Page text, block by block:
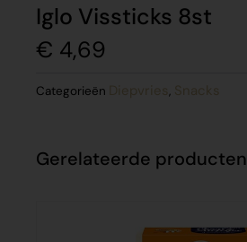
Iglo Vissticks 8st
€ 4,69
Categorieën Diepvries , Snacks
Gerelateerde producten